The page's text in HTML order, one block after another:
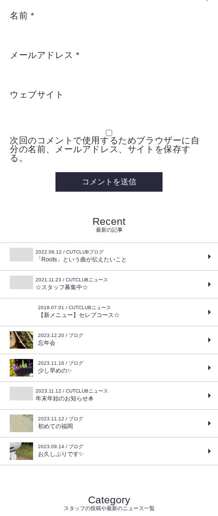
名前 *
メールアドレス *
ウェブサイト
次回のコメントで使用するためブラウザーに自
分の名前、メールアドレス、サイトを保存す
る。
Recent
最新の記事
2022.06.12 / CUTCLUBブログ
「Roots」という曲が伝えたいこと
2021.11.23 / CUTCLUBニュース
☆スタッフ募集中☆
2018.07.01 / CUTCLUBニュース
【新メニュー】セレブコース☆
2023.12.20 / ブログ
忘年会
2023.11.16 / ブログ
少し早めの✨
2023.11.12 / CUTCLUBニュース
年末年始のお知らせ🎍
2023.11.12 / ブログ
初めての福岡
2023.09.14 / ブログ
お久しぶりです✨
Category
スタッフの投稿や最新のニュース一覧